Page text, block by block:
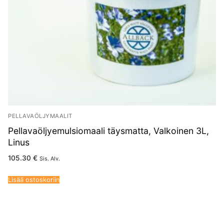
PELLAVAÖLJYMAALIT
Pellavaöljyemulsiomaali täysmatta, Valkoinen 3L,
Linus
105.30 € Sis. Alv.
Lisää ostoskoriin